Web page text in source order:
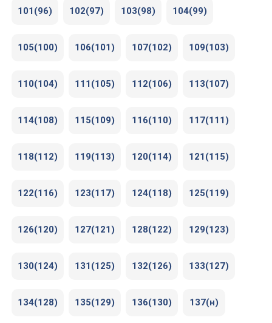
101(96) 102(97) 103(98) 104(99)
105(100) 106(101) 107(102) 109(103)
110(104) 111(105) 112(106) 113(107)
114(108) 115(109) 116(110) 117(111)
118(112) 119(113) 120(114) 121(115)
122(116) 123(117) 124(118) 125(119)
126(120) 127(121) 128(122) 129(123)
130(124) 131(125) 132(126) 133(127)
134(128) 135(129) 136(130) 137(н)